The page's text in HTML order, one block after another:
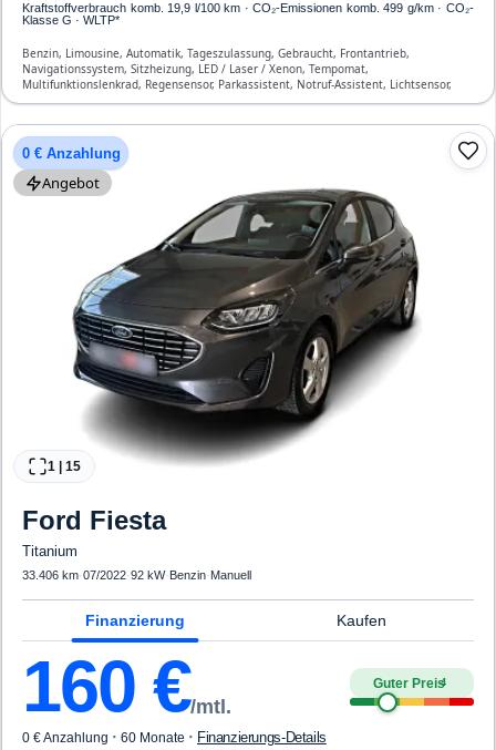
Kraftstoffverbrauch komb. 19,9 l/100 km · CO₂-Emissionen komb. 499 g/km · CO₂-
Klasse G · WLTP*
Benzin, Limousine, Automatik, Tageszulassung, Gebraucht, Frontantrieb,
Navigationssystem, Sitzheizung, LED / Laser / Xenon, Tempomat,
Multifunktionslenkrad, Regensensor, Parkassistent, Notruf-Assistent, Lichtsensor,
Bluetooth, Freisprecheinrichtung, Verkehrszeichen-Erkennung, ESP, ABS,
0 € Anzahlung
Angebot
1 15
Ford Fiesta
Titanium
33.406 km·07/2022·92 kW· Benzin· Manuell
Finanzierung Kaufen
160 €/mtl.
Guter Preis4
0 € Anzahlung · 60 Monate · Finanzierungs-Details